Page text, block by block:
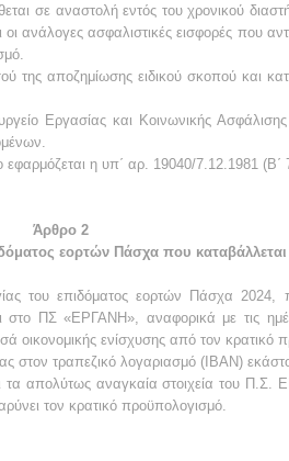
σε αναστολή εντός του χρονικού
ασφαλιστικές εισφορές που
αποζημίωσης ειδικού σκοπού και
Εργασίας και Κοινωνικής
η υπ΄ αρ. 19040/7.12.1981 (Β΄
Άρθρο 2
εορτών Πάσχα που
του επιδόματος εορτών Πάσχα 2024,
στο ΠΣ «ΕΡΓΑΝΗ», αναφορικά με τις
οικονομικής ενίσχυσης από τον κρατικό
στον τραπεζικό λογαριασμό (ΙΒΑΝ)
τα απολύτως αναγκαία στοιχεία του
τον κρατικό προϋπολογισμό.